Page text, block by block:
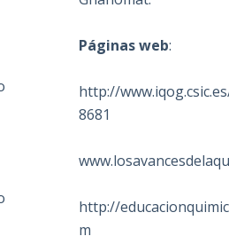
Páginas web:
http://
8681
http://
m